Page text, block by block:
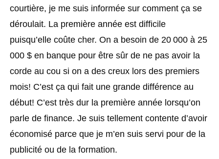
courtière, je me suis informée sur comment ça se
déroulait. La première année est difficile
puisqu’elle coûte cher. On a besoin de 20 000 à 25
000 $ en banque pour être sûr de ne pas avoir la
corde au cou si on a des creux lors des premiers
mois! C’est ça qui fait une grande différence au
début! C’est très dur la première année lorsqu’on
parle de finance. Je suis tellement contente d’avoir
économisé parce que je m’en suis servi pour de la
publicité ou de la formation.